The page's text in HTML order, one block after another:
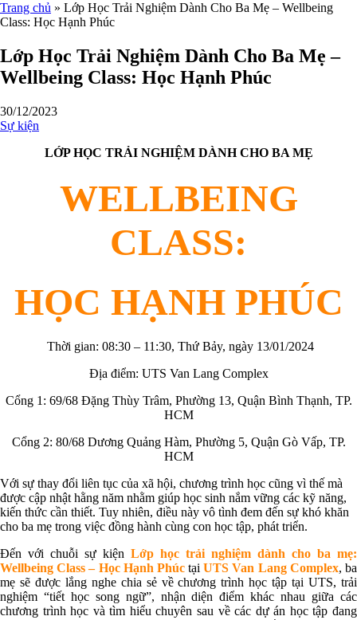
Trang chủ » Lớp Học Trải Nghiệm Dành Cho Ba Mẹ – Wellbeing
Class: Học Hạnh Phúc
Lớp Học Trải Nghiệm Dành Cho Ba Mẹ –
Wellbeing Class: Học Hạnh Phúc
30/12/2023
Sự kiện
LỚP HỌC TRẢI NGHIỆM DÀNH CHO BA MẸ
WELLBEING
CLASS:
HỌC HẠNH PHÚC
Thời gian: 08:30 – 11:30, Thứ Bảy, ngày 13/01/2024
Địa điểm: UTS Van Lang Complex
Cổng 1: 69/68 Đặng Thùy Trâm, Phường 13, Quận Bình Thạnh, TP.
HCM
Cổng 2: 80/68 Dương Quảng Hàm, Phường 5, Quận Gò Vấp, TP.
HCM
Với sự thay đổi liên tục của xã hội, chương trình học cũng vì thế mà
được cập nhật hằng năm nhằm giúp học sinh nắm vững các kỹ năng,
kiến thức cần thiết. Tuy nhiên, điều này vô tình đem đến sự khó khăn
cho ba mẹ trong việc đồng hành cùng con học tập, phát triển.
Đến với chuỗi sự kiện Lớp học trải nghiệm dành cho ba mẹ:
Wellbeing Class – Học Hạnh PhúctạiUTS Van Lang Complex, ba
mẹ sẽ được lắng nghe chia sẻ về chương trình học tập tại UTS, trải
nghiệm “tiết học song ngữ”, nhận diện điểm khác nhau giữa các
chương trình học và tìm hiểu chuyên sau về các dự án học tập đang